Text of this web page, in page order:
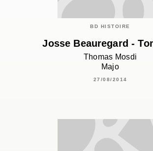
BD HISTOIRE
Josse Beauregard -
Thomas Mosdi
Majo
27/08/2014